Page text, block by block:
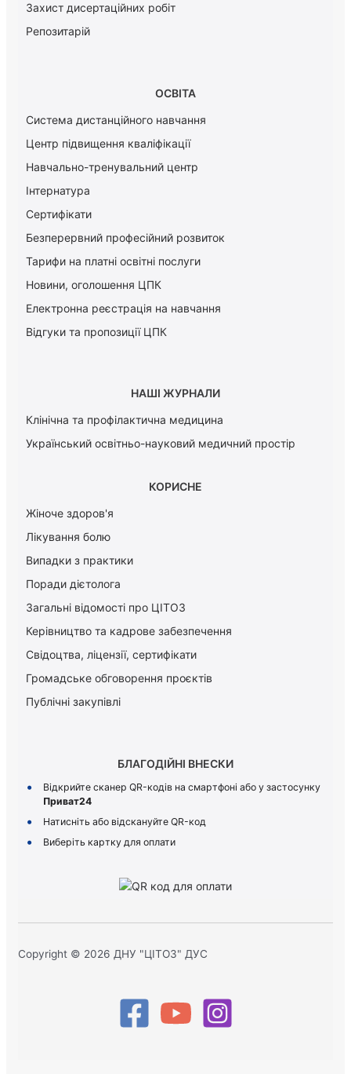
Захист дисертаційних робіт
Репозитарій
ОСВІТА
Система дистанційного навчання
Центр підвищення кваліфікації
Навчально-тренувальний центр
Інтернатура
Сертифікати
Безперервний професійний розвиток
Тарифи на платні освітні послуги
Новини, оголошення ЦПК
Електронна реєстрація на навчання
Відгуки та пропозиції ЦПК
НАШІ ЖУРНАЛИ
Клінічна та профілактична медицина
Український освітньо-науковий медичний простір
КОРИСНЕ
Жіноче здоров'я
Лікування болю
Випадки з практики
Поради дієтолога
Загальні відомості про ЦІТОЗ
Керiвництво та кадрове забезпечення
Свідоцтва, ліцензії, сертифікати
Громадське обговорення проєктів
Публічні закупівлі
БЛАГОДІЙНІ ВНЕСКИ
Відкрийте сканер QR-кодів на смартфоні або у застосунку
Приват24
Натисніть або відскануйте QR-код
Виберіть картку для оплати
Copyright © 2026 ДНУ "ЦІТОЗ" ДУС